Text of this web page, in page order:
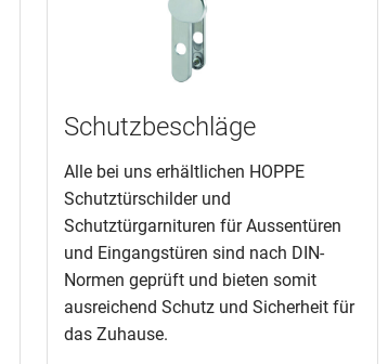
Schutzbeschläge
Alle bei uns erhältlichen HOPPE
Schutztürschilder und
Schutztürgarnituren für Aussentüren
und Eingangstüren sind nach DIN-
Normen geprüft und bieten somit
ausreichend Schutz und Sicherheit für
das Zuhause.